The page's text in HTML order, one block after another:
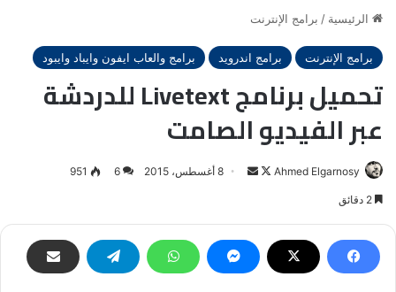
الرئيسية / برامج الإنترنت
برامج الإنترنت برامج اندرويد برامج والعاب ايفون وايباد وايبود
تحميل برنامج Livetext للدردشة
عبر الفيديو الصامت
Ahmed Elgarnosy
Followأرسل8 أغسطس، 2015 6
951